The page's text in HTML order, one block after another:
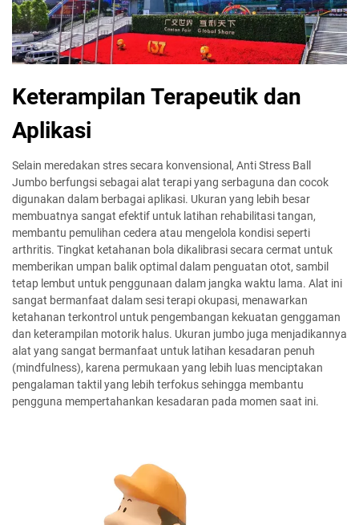
Keterampilan Terapeutik dan
Aplikasi
Selain meredakan stres secara konvensional, Anti Stress Ball
Jumbo berfungsi sebagai alat terapi yang serbaguna dan cocok
digunakan dalam berbagai aplikasi. Ukuran yang lebih besar
membuatnya sangat efektif untuk latihan rehabilitasi tangan,
membantu pemulihan cedera atau mengelola kondisi seperti
arthritis. Tingkat ketahanan bola dikalibrasi secara cermat untuk
memberikan umpan balik optimal dalam penguatan otot, sambil
tetap lembut untuk penggunaan dalam jangka waktu lama. Alat ini
sangat bermanfaat dalam sesi terapi okupasi, menawarkan
ketahanan terkontrol untuk pengembangan kekuatan genggaman
dan keterampilan motorik halus. Ukuran jumbo juga menjadikannya
alat yang sangat bermanfaat untuk latihan kesadaran penuh
(mindfulness), karena permukaan yang lebih luas menciptakan
pengalaman taktil yang lebih terfokus sehingga membantu
pengguna mempertahankan kesadaran pada momen saat ini.